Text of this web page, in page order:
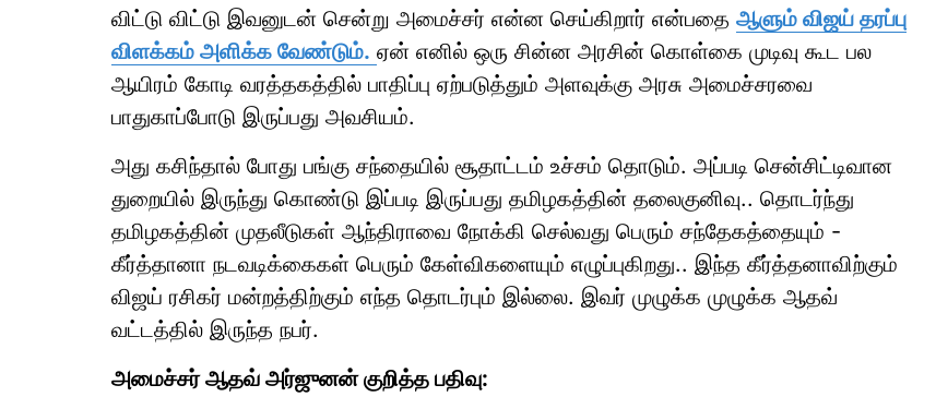
விட்டு விட்டு இவனுடன் சென்று அமைச்சர் என்ன செய்கிறார் என்பதை ஆளும் விஜய் தரப்பு
விளக்கம் அளிக்க வேண்டும். ஏன் எனில் ஒரு சின்ன அரசின் கொள்கை முடிவு கூட பல
ஆயிரம் கோடி வரத்தகத்தில் பாதிப்பு ஏற்படுத்தும் அளவுக்கு அரசு அமைச்சரவை
பாதுகாப்போடு இருப்பது அவசியம்.
அது கசிந்தால் போது பங்கு சந்தையில் சூதாட்டம் உச்சம் தொடும். அப்படி சென்சிட்டிவான
துறையில் இருந்து கொண்டு இப்படி இருப்பது தமிழகத்தின் தலைகுனிவு.. தொடர்ந்து
தமிழகத்தின் முதலீடுகள் ஆந்திராவை நோக்கி செல்வது பெரும் சந்தேகத்தையும் -
கீர்த்தானா நடவடிக்கைகள் பெரும் கேள்விகளையும் எழுப்புகிறது.. இந்த கீர்த்தனாவிற்கும்
விஜய் ரசிகர் மன்றத்திற்கும் எந்த தொடர்பும் இல்லை. இவர் முழுக்க முழுக்க ஆதவ்
வட்டத்தில் இருந்த நபர்.
அமைச்சர் ஆதவ் அர்ஜுனன் குறித்த பதிவு: